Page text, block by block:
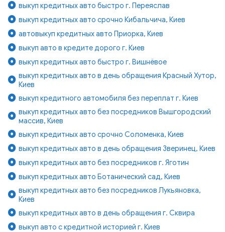
выкуп кредитных авто быстро г. Переяслав
выкуп кредитных авто срочно Кибальчича, Киев
автовыкуп кредитных авто Приорка, Киев
выкуп авто в кредите дорого г. Киев
выкуп кредитных авто быстро г. Вишнёвое
выкуп кредитных авто в день обращения Красный Хутор,
Киев
выкуп кредитного автомобиля без переплат г. Киев
выкуп кредитных авто без посредников Вышгородский
массив, Киев
выкуп кредитных авто срочно Соломенка, Киев
выкуп кредитных авто в день обращения Зверинец, Киев
выкуп кредитных авто без посредников г. Яготин
выкуп кредитных авто Ботанический сад, Киев
выкуп кредитных авто без посредников Лукьяновка,
Киев
выкуп кредитных авто в день обращения г. Сквира
выкуп авто с кредитной историей г. Киев